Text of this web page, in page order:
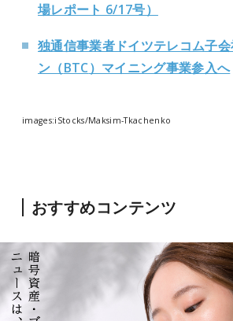
場レポート 6/17号）
独通信事業者ドイツテレコム子
ン（BTC）マイニング事業参入へ
images:iStocks/Maksim-Tkachenko
おすすめコンテンツ